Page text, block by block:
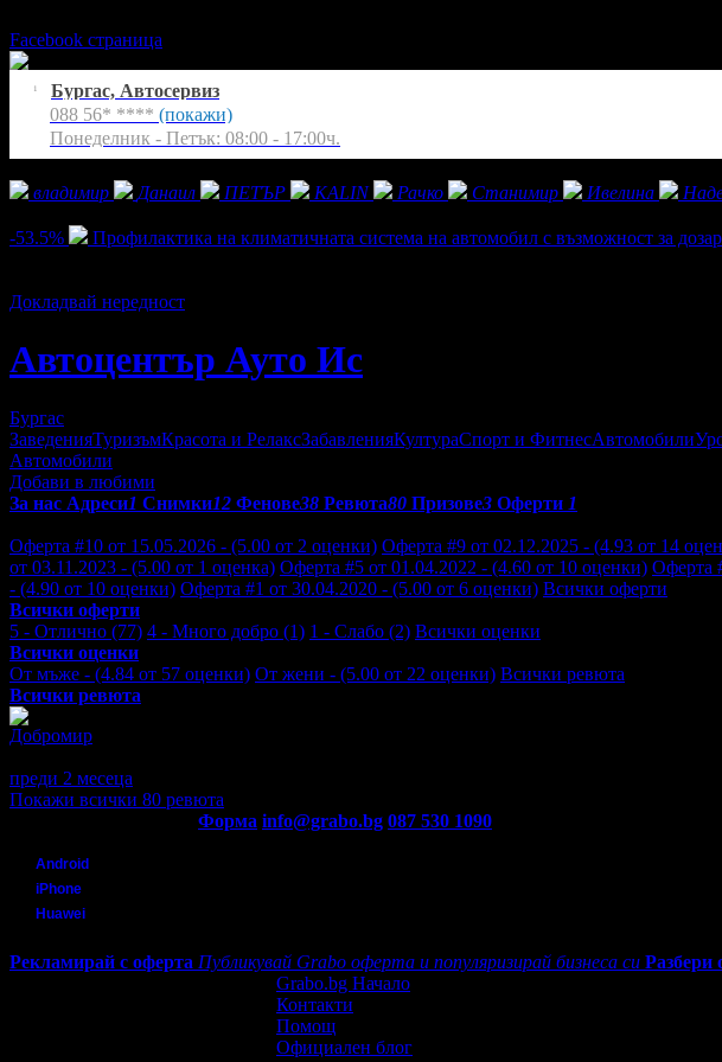
Facebook страница
1
Бургас, Автосервиз
088 56* **** (покажи)
Понеделник - Петък: 08:00 - 17:00ч.
владимир
Данаил ПЕТЪР KALIN Рачко Станимир Ивелина
-53.5%
Профилактика на климатичната система на автомобил с възможност за
Докладвай нередност
Автоцентър Ауто Ис
Бургас
ЗаведенияТуризъмКрасота и РелаксЗабавленияКултураСпорт и ФитнесАвтомобили
Автомобили
Добави в любими
За нас Адреси1 Снимки12 Фенове38 Ревюта80 Призове3 Оферти 1
Оферта #10 от 15.05.2026 - (5.00 от 2 оценки) Оферта #9 от 02.12.2025 - (4.93 от 14
от 03.11.2023 - (5.00 от 1 оценка) Оферта #5 от 01.04.2022 - (4.60 от 10 оценки) Оферта
- (4.90 от 10 оценки) Оферта #1 от 30.04.2020 - (5.00 от 6 оценки) Всички оферти
Всички оферти
5 - Отлично (77) 4 - Много добро (1) 1 - Слабо (2) Всички оценки
Всички оценки
От мъже - (4.84 от 57 оценки) От жени - (5.00 от 22 оценки) Всички ревюта
Всички ревюта
Добромир
преди 2 месеца
Покажи всички 80 ревюта
Форма info@grabo.bg 087 530 1090
Android
iPhone
Huawei
Рекламирай с оферта Публикувай Grabo оферта и популяризирай бизнеса си Разбери
Grabo.bg Начало
Контакти
Помощ
Официален блог